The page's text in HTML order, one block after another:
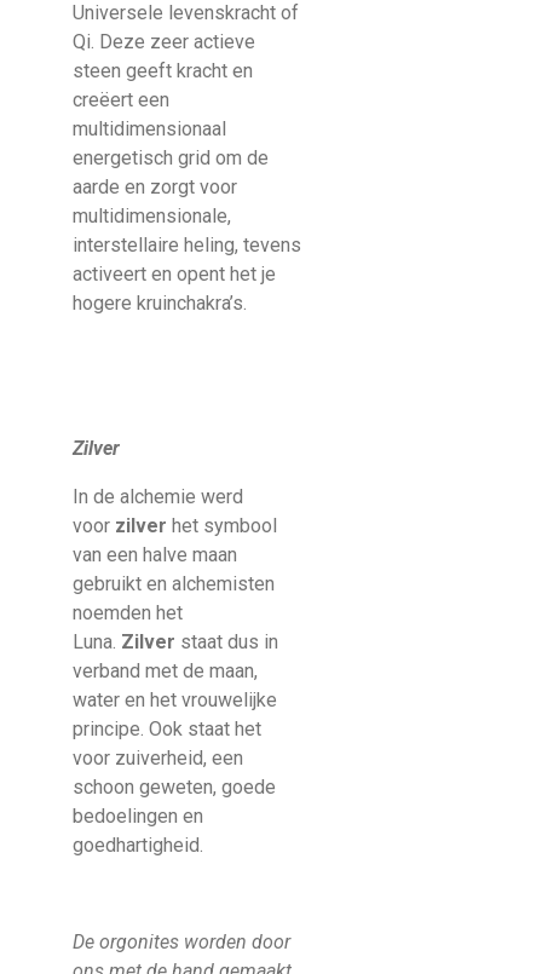
Universele levenskracht of
Qi. Deze zeer actieve
steen geeft kracht en
creëert een
multidimensionaal
energetisch grid om de
aarde en zorgt voor
multidimensionale,
interstellaire heling, tevens
activeert en opent het je
hogere kruinchakra’s.
Zilver
In de alchemie werd
voor zilver het symbool
van een halve maan
gebruikt en alchemisten
noemden het
Luna. Zilver staat dus in
verband met de maan,
water en het vrouwelijke
principe. Ook staat het
voor zuiverheid, een
schoon geweten, goede
bedoelingen en
goedhartigheid.
De orgonites worden door